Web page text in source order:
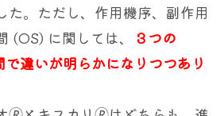
た。ただし、作用機序、副作用
(OS) に関しては、
３つの
違いが明らかになりつつあり